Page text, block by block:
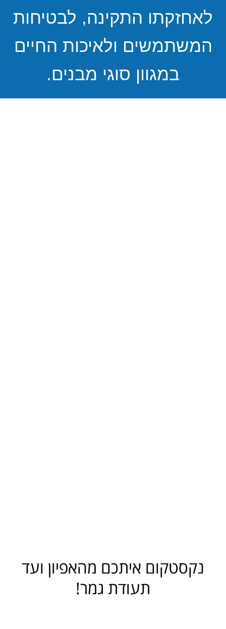
לאחזקתו התקינה, לבטיחות
המשתמשים ולאיכות החיים
במגוון סוגי מבנים.
נקסטקום איתכם מהאפיון ועד
תעודת גמר!